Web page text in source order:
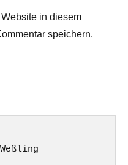
in diesem
speichern.